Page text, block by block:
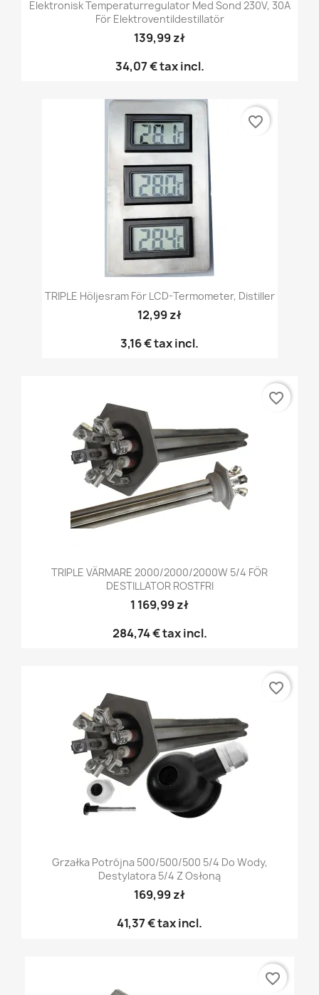
Elektronisk Temperaturregulator Med Sond 230V, 30A
För Elektroventildestillatör
139,99 zł
34,07 €tax incl.
TRIPLE Höljesram För LCD-Termometer, Distiller
12,99 zł
3,16 €tax incl.
favorite_border
TRIPLE VÄRMARE 2000/2000/2000W 5/4 FÖR
DESTILLATOR ROSTFRI
1 169,99 zł
284,74 €tax incl.
favorite_border
Grzałka Potrójna 500/500/500 5/4 Do Wody,
Destylatora 5/4 Z Osłoną
169,99 zł
41,37 €tax incl.
favorite_border
favorite_border